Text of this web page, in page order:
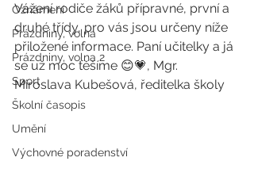
Oznámení
Prázdniny, volna
Prázdniny, volna 2
Sport
Školní časopis
Umění
Výchovné poradenství
Vážení rodiče žáků přípravné, první a
druhé třídy, pro vás jsou určeny níže
přiložené informace. Paní učitelky a já
se už moc těšíme 😊💗, Mgr.
Miroslava Kubešová, ředitelka školy